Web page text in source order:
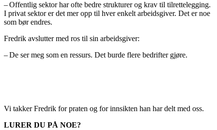
– Offentlig sektor har ofte bedre strukturer og krav til tilrettelegging.
I privat sektor er det mer opp til hver enkelt arbeidsgiver. Det er noe
som bør endres.
Fredrik avslutter med ros til sin arbeidsgiver:
– De ser meg som en ressurs. Det burde flere bedrifter gjøre.
Vi takker Fredrik for praten og for innsikten han har delt med oss.
LURER DU PÅ NOE?